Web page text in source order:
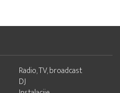
Radio, TV, broadcast
DJ